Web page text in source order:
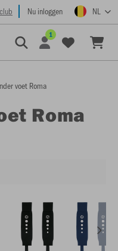
Nu inloggen NL
1
voet Roma
Roma